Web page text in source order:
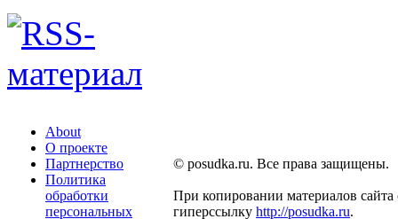
About
О проекте
Партнерство
Политика
обработки
персональных
© posudka.ru. Все права защищены.
При копировании материалов сайта
гиперссылку http://posudka.ru.